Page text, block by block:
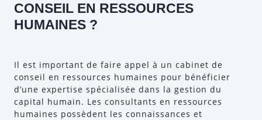
CONSEIL EN RESSOURCES
HUMAINES ?
Il est important de faire appel à un cabinet de
conseil en ressources humaines pour bénéficier
d’une expertise spécialisée dans la gestion du
capital humain. Les consultants en ressources
humaines possèdent les connaissances et